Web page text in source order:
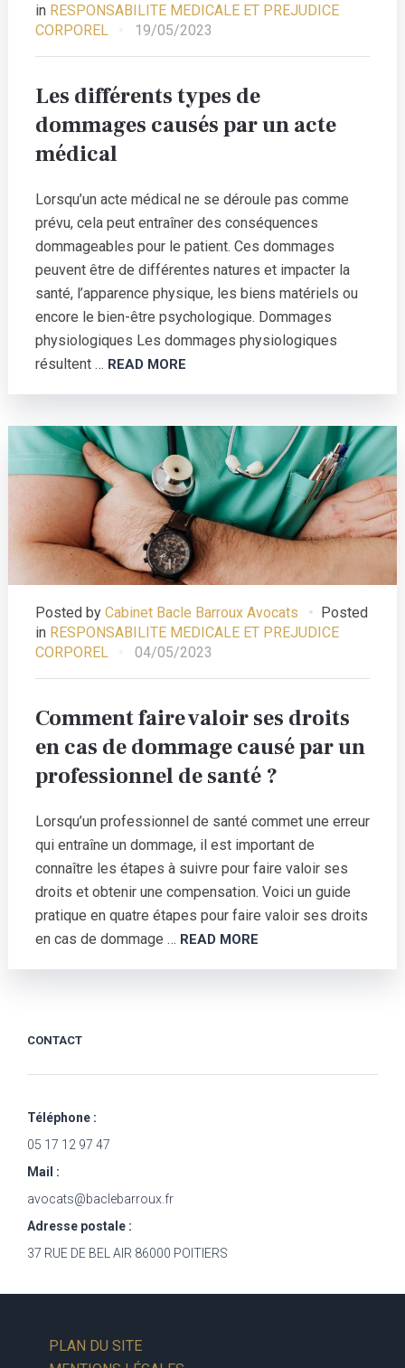
in RESPONSABILITE MEDICALE ET PREJUDICE
CORPOREL
19/05/2023
Les différents types de
dommages causés par un acte
médical
Lorsqu’un acte médical ne se déroule pas comme
prévu, cela peut entraîner des conséquences
dommageables pour le patient. Ces dommages
peuvent être de différentes natures et impacter la
santé, l’apparence physique, les biens matériels ou
encore le bien-être psychologique. Dommages
physiologiques Les dommages physiologiques
résultent … READ MORE
Posted by Cabinet Bacle Barroux Avocats
Posted
in RESPONSABILITE MEDICALE ET PREJUDICE
CORPOREL
04/05/2023
Comment faire valoir ses droits
en cas de dommage causé par un
professionnel de santé ?
Lorsqu’un professionnel de santé commet une erreur
qui entraîne un dommage, il est important de
connaître les étapes à suivre pour faire valoir ses
droits et obtenir une compensation. Voici un guide
pratique en quatre étapes pour faire valoir ses droits
en cas de dommage … READ MORE
CONTACT
Téléphone :
05 17 12 97 47
Mail :
avocats@baclebarroux.fr
Adresse postale :
37 RUE DE BEL AIR 86000 POITIERS
PLAN DU SITE